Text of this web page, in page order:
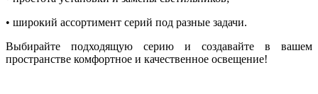
• широкий ассортимент серий под разные задачи.
Выбирайте подходящую серию и создавайте в вашем
пространстве комфортное и качественное освещение!